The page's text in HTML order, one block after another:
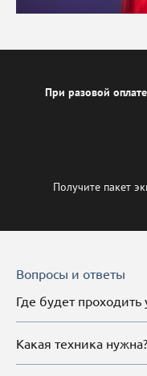
При разовой
Получите пакет
Вопросы и ответы
Где будет проходить
Какая техника нужна?